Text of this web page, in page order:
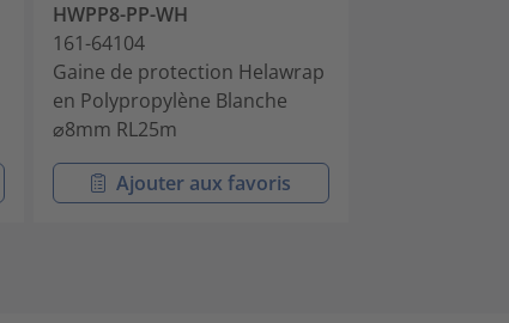
HWPP8-PP-WH
161-64104
Gaine de protection Helawrap
en Polypropylène Blanche
⌀8mm RL25m
Ajouter aux favoris